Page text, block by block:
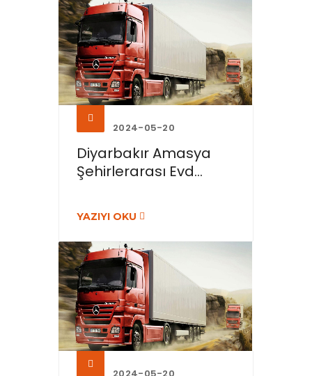
2024-05-20
Diyarbakır Amasya
Şehirlerarası Evd...
YAZIYI OKU